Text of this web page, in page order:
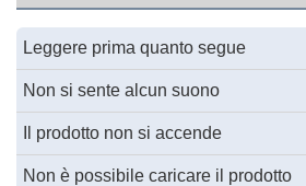
Leggere prima quanto segue
Non si sente alcun suono
Il prodotto non si accende
Non è possibile caricare il prodotto